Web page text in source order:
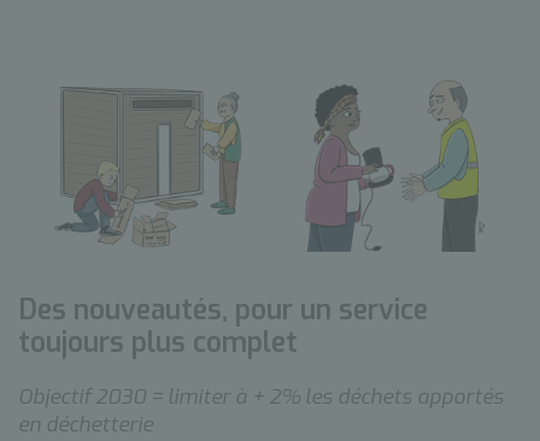
Des nouveautés, pour un service
toujours plus complet
Objectif 2030 = limiter à + 2% les déchets apportés
en déchetterie